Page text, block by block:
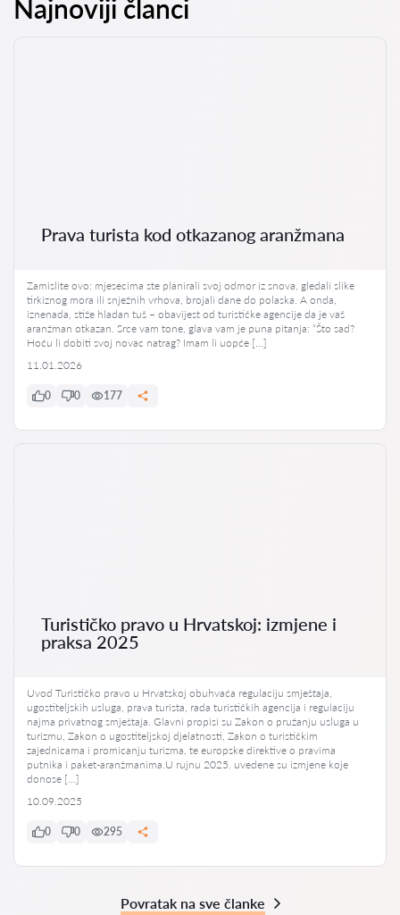
Najnoviji članci
Prava turista kod otkazanog aranžmana
Zamislite ovo: mjesecima ste planirali svoj odmor iz snova, gledali slike
tirkiznog mora ili snježnih vrhova, brojali dane do polaska. A onda,
iznenada, stiže hladan tuš – obavijest od turističke agencije da je vaš
aranžman otkazan. Srce vam tone, glava vam je puna pitanja: “Što sad?
Hoću li dobiti svoj novac natrag? Imam li uopće […]
11.01.2026
0 0 177
Turističko pravo u Hrvatskoj: izmjene i
praksa 2025
Uvod Turističko pravo u Hrvatskoj obuhvaća regulaciju smještaja,
ugostiteljskih usluga, prava turista, rada turističkih agencija i regulaciju
najma privatnog smještaja. Glavni propisi su Zakon o pružanju usluga u
turizmu, Zakon o ugostiteljskoj djelatnosti, Zakon o turističkim
zajednicama i promicanju turizma, te europske direktive o pravima
putnika i paket-aranžmanima.U rujnu 2025. uvedene su izmjene koje
donose […]
10.09.2025
0 0 295
Povratak na sve članke